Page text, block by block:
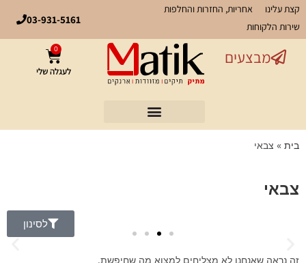
קצת עלינו
אחריות, החזרות והחלפות
שירות הלקוחות
03-931-5161
מבצעים 0
לעגלה שלי
בית » צבאי
צבאי
לסינון
זה נראה שאנחנו לא מצליחים למצוא מה שחיפשת.